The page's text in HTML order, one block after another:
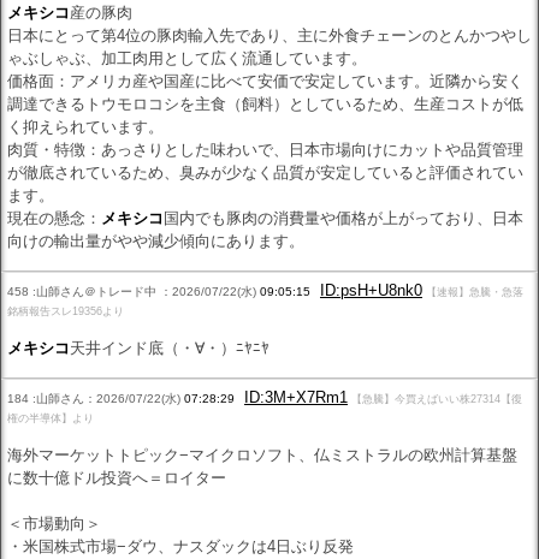
メキシコ 産の豚肉
日本にとって第4位の豚肉輸入先であり、主に外食チェーンのとんかつやし
ゃぶしゃぶ、加工肉用として広く流通しています。
価格面：アメリカ産や国産に比べて安価で安定しています。近隣から安く
調達できるトウモロコシを主食（飼料）としているため、生産コストが低
く抑えられています。
肉質・特徴：あっさりとした味わいで、日本市場向けにカットや品質管理
が徹底されているため、臭みが少なく品質が安定していると評価されてい
ます。
現在の懸念： メキシコ 国内でも豚肉の消費量や価格が上がっており、日本
向けの輸出量がやや減少傾向にあります。
458 :山師さん＠トレード中 ：2026/07/22(水) 09:05:15 ID:psH+U8nk0
【速報】急騰・急落
銘柄報告スレ19356より
メキシコ 天井インド底（・∀・）ﾆﾔﾆﾔ
184 :山師さん：2026/07/22(水) 07:28:29 ID:3M+X7Rm1
【急騰】今買えばいい株27314【復
権の半導体】より
海外マーケットトピック−マイクロソフト、仏ミストラルの欧州計算基盤
に数十億ドル投資へ＝ロイター
＜市場動向＞
・米国株式市場−ダウ、ナスダックは4日ぶり反発